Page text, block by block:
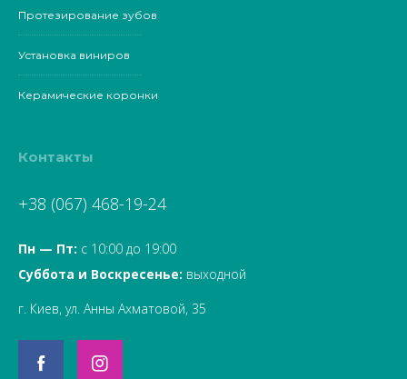
Протезирование зубов
Установка виниров
Керамические коронки
Контакты
+38 (067) 468-19-24
Пн — Пт: с 10:00 до 19:00
Суббота и Воскресенье: выходной
г. Киев, ул. Анны Ахматовой, 35